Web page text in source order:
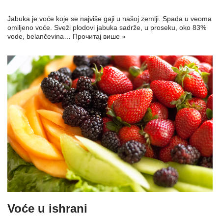
Jabukа je voće koje se najviše gaji u našoj zemlji. Spada u veoma
omiljeno voće. Sveži plodovi jabuka sadrže, u proseku, oko 83%
vode, belančevina… Прочитај више »
Voće u ishrani